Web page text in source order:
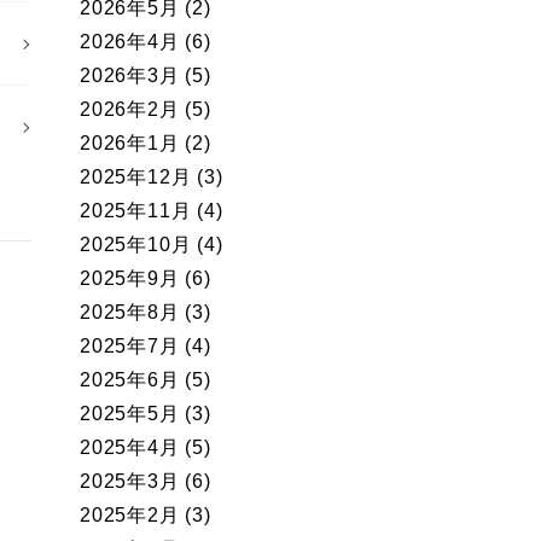
2026年5月 (2)
2026年4月 (6)
2026年3月 (5)
2026年2月 (5)
2026年1月 (2)
2025年12月 (3)
2025年11月 (4)
2025年10月 (4)
2025年9月 (6)
2025年8月 (3)
2025年7月 (4)
2025年6月 (5)
2025年5月 (3)
2025年4月 (5)
2025年3月 (6)
2025年2月 (3)